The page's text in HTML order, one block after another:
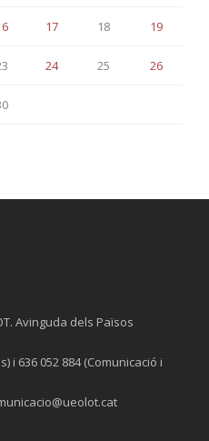
17 18 19
24 25 26
Avinguda dels Països
i 636 052 884 (Comunicació i